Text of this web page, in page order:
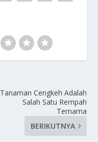
Tanaman Cengkeh Adalah
Salah Satu Rempah
Ternama
BERIKUTNYA